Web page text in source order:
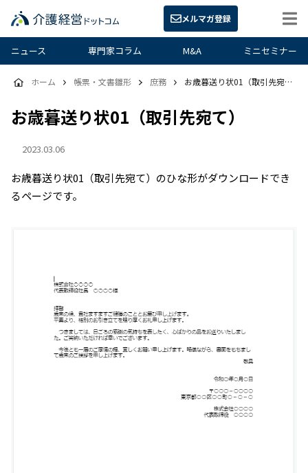
メルマガ登録
ニュース 専門家コラム M&A ミニセミナー
お歳暮送り状01（取引先宛て）
2023.03.06
ホーム 帳票・文書雛形 庶務 お歳暮送り状01（取引先宛て）
お歳暮送り状01（取引先宛て）のひな形がダウンロードでき
るページです。